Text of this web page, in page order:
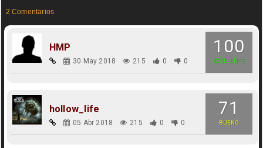
2 Comentarios
100
EXCELENTE
HMP
30 May 2018 215 0 0
71
BUENO
hollow_life
05 Abr 2018 215 0 0